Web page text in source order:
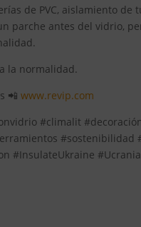
de PVC, aislamiento de
parche antes del vidrio,
la normalidad.
📲www.revip.com
#climalit
#InsulateUkraine #Ucrania